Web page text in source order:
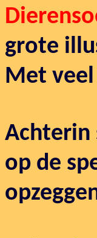
grote
Met
Achterin
op de